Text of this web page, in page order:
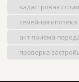
кадастровая
семейная ипотека
акт приема-
проверка